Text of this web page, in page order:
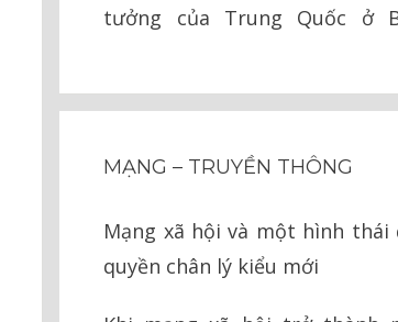
tưởng của Trung Quốc ở
MẠNG – TRUYỀN THÔNG
Mạng xã hội và một hình thái
quyền chân lý kiểu mới